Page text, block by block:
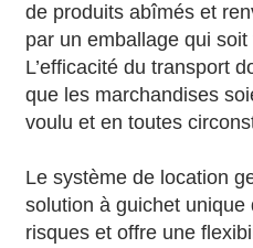
de produits abîmés et
par un emballage qui
L’efficacité du transport
que les marchandises
voulu et en toutes
Le système de location
solution à guichet unique
risques et offre une